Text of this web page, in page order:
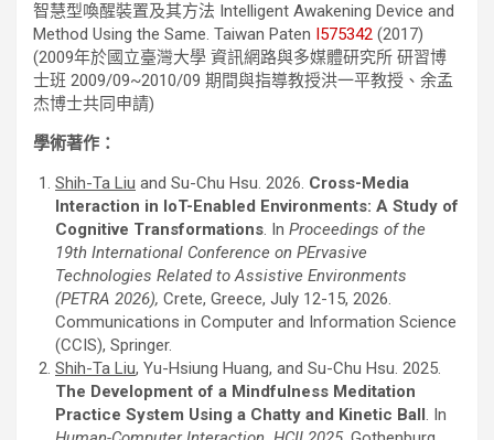
智慧型喚醒裝置及其方法 Intelligent Awakening Device and
Method Using the Same. Taiwan Paten I575342 (2017)
(2009年於國立臺灣大學 資訊網路與多媒體研究所 研習博
士班 2009/09~2010/09 期間與指導教授洪一平教授、余孟
杰博士共同申請)
學術著作：
Shih-Ta Liu and Su-Chu Hsu. 2026. Cross-Media
Interaction in IoT-Enabled Environments: A Study of
Cognitive Transformations. In Proceedings of the
19th International Conference on PErvasive
Technologies Related to Assistive Environments
(PETRA 2026), Crete, Greece, July 12-15, 2026.
Communications in Computer and Information Science
(CCIS), Springer.
Shih-Ta Liu, Yu-Hsiung Huang, and Su-Chu Hsu. 2025.
The Development of a Mindfulness Meditation
Practice System Using a Chatty and Kinetic Ball. In